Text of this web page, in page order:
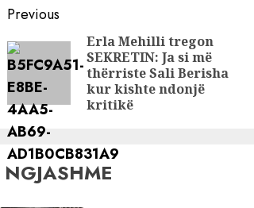
Continue
Reading
Previous
Erla Mehilli tregon
SEKRETIN: Ja si më
thërriste Sali Berisha
kur kishte ndonjë
kritikë
NGJASHME